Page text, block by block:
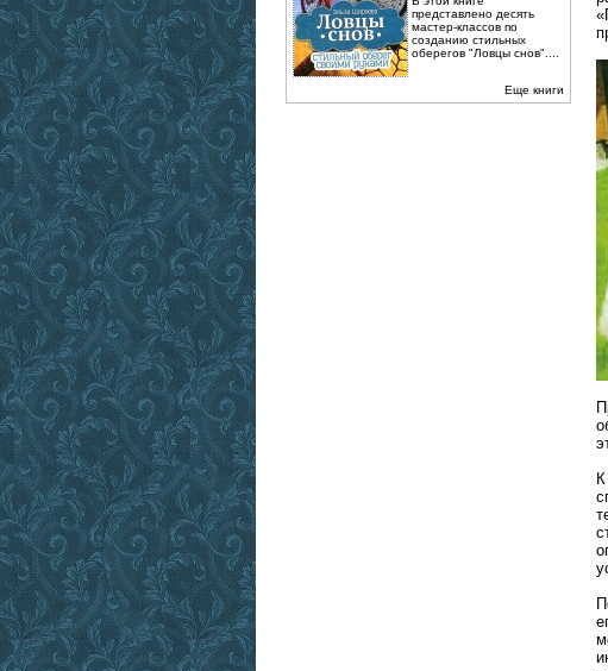
представлено десять
мастер-классов по
созданию стильных
оберегов "Ловцы снов"....
Еще книги